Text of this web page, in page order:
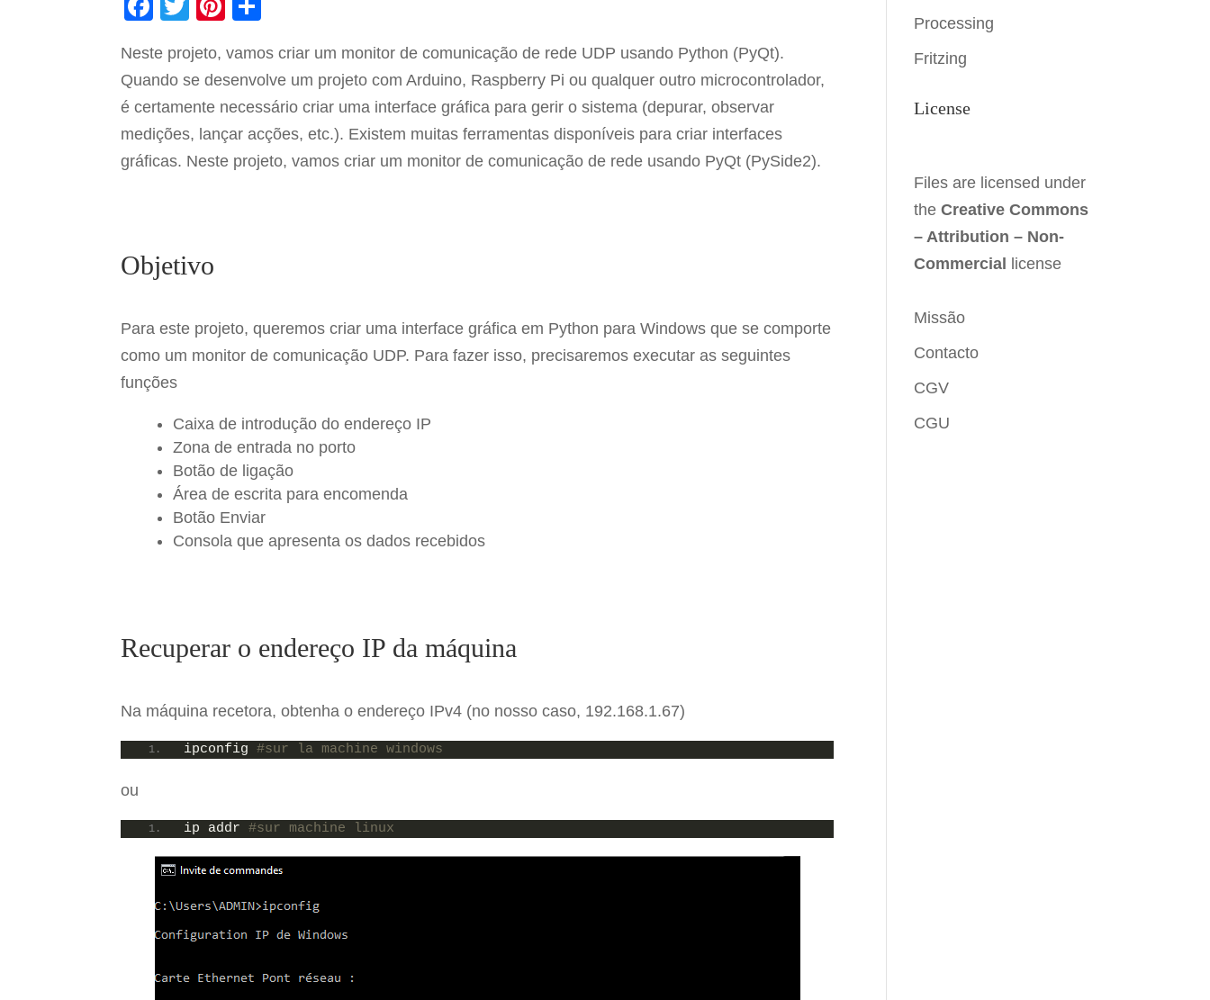
c
e
b
o
tt
er
er
e
st
ar
e
Neste projeto, vamos criar um monitor de comunicação de rede UDP usando Python (PyQt).
Quando se desenvolve um projeto com Arduino, Raspberry Pi ou qualquer outro microcontrolador,
é certamente necessário criar uma interface gráfica para gerir o sistema (depurar, observar
medições, lançar acções, etc.). Existem muitas ferramentas disponíveis para criar interfaces
gráficas. Neste projeto, vamos criar um monitor de comunicação de rede usando PyQt (PySide2).
Objetivo
Para este projeto, queremos criar uma interface gráfica em Python para Windows que se comporte
como um monitor de comunicação UDP. Para fazer isso, precisaremos executar as seguintes
funções
Caixa de introdução do endereço IP
Zona de entrada no porto
Botão de ligação
Área de escrita para encomenda
Botão Enviar
Consola que apresenta os dados recebidos
Recuperar o endereço IP da máquina
Na máquina recetora, obtenha o endereço IPv4 (no nosso caso, 192.168.1.67)
ipconfig #sur la machine windows
ou
ip addr #sur machine linux
Processing
Fritzing
License
Files are licensed under
theCreative Commons
– Attribution – Non-
Commercial
license
Missão
Contacto
CGV
CGU